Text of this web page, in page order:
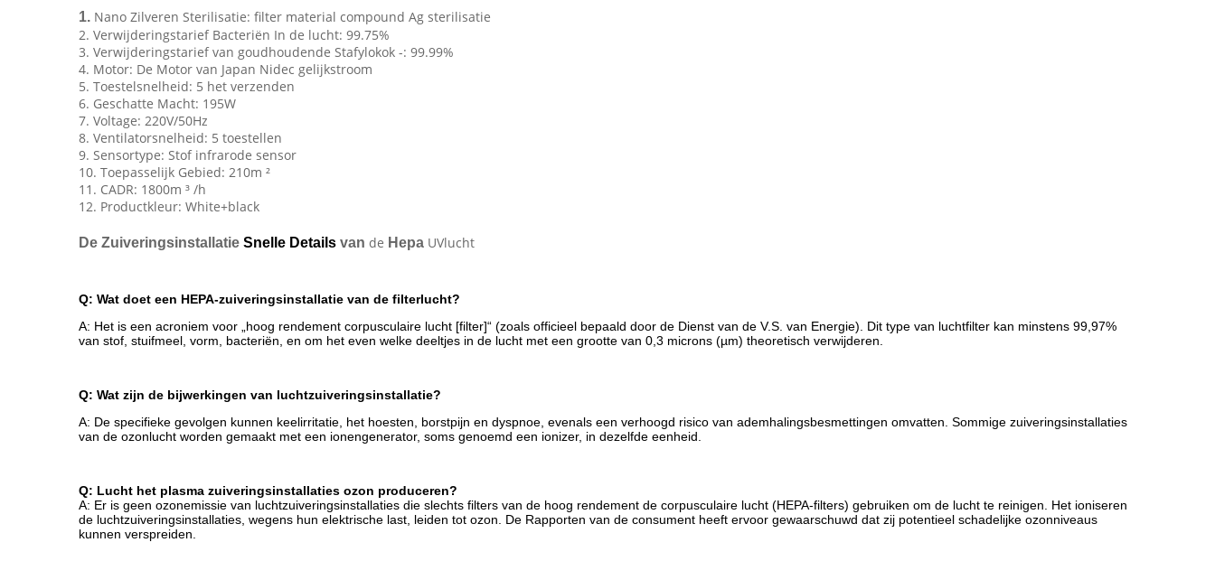
1. Nano Zilveren Sterilisatie: filter material compound Ag sterilisatie
2. Verwijderingstarief Bacteriën In de lucht: 99.75%
3. Verwijderingstarief van goudhoudende Stafylokok -: 99.99%
4. Motor: De Motor van Japan Nidec gelijkstroom
5. Toestelsnelheid: 5 het verzenden
6. Geschatte Macht: 195W
7. Voltage: 220V/50Hz
8. Ventilatorsnelheid: 5 toestellen
9. Sensortype: Stof infrarode sensor
10. Toepasselijk Gebied: 210m ²
11. CADR: 1800m ³ /h
12. Productkleur: White+black
De Zuiveringsinstallatie Snelle Details van de Hepa UVlucht
Q: Wat doet een HEPA-zuiveringsinstallatie van de filterlucht?
A: Het is een acroniem voor „hoog rendement corpusculaire lucht [filter]“ (zoals officieel bepaald door de Dienst van de V.S. van Energie). Dit type van luchtfilter kan minstens 99,97%
van stof, stuifmeel, vorm, bacteriën, en om het even welke deeltjes in de lucht met een grootte van 0,3 microns (µm) theoretisch verwijderen.
Q: Wat zijn de bijwerkingen van luchtzuiveringsinstallatie?
A: De specifieke gevolgen kunnen keelirritatie, het hoesten, borstpijn en dyspnoe, evenals een verhoogd risico van ademhalingsbesmettingen omvatten. Sommige zuiveringsinstallaties
van de ozonlucht worden gemaakt met een ionengenerator, soms genoemd een ionizer, in dezelfde eenheid.
Q: Lucht het plasma zuiveringsinstallaties ozon produceren?
A: Er is geen ozonemissie van luchtzuiveringsinstallaties die slechts filters van de hoog rendement de corpusculaire lucht (HEPA-filters) gebruiken om de lucht te reinigen. Het ioniseren
de luchtzuiveringsinstallaties, wegens hun elektrische last, leiden tot ozon. De Rapporten van de consument heeft ervoor gewaarschuwd dat zij potentieel schadelijke ozonniveaus
kunnen verspreiden.